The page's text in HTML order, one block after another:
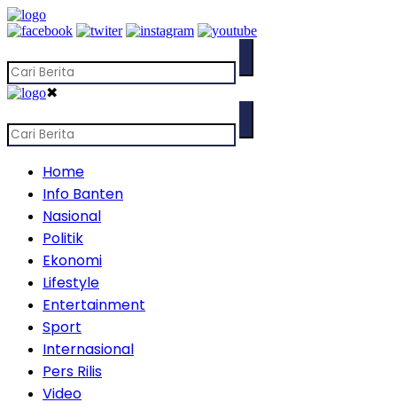
✖
Home
Info Banten
Nasional
Politik
Ekonomi
Lifestyle
Entertainment
Sport
Internasional
Pers Rilis
Video